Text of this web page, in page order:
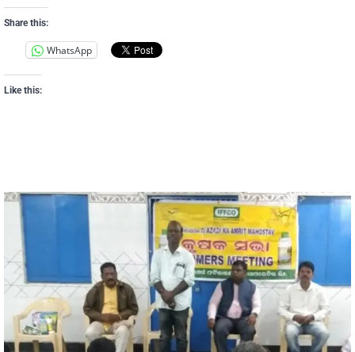
Share this:
WhatsApp
Like this: